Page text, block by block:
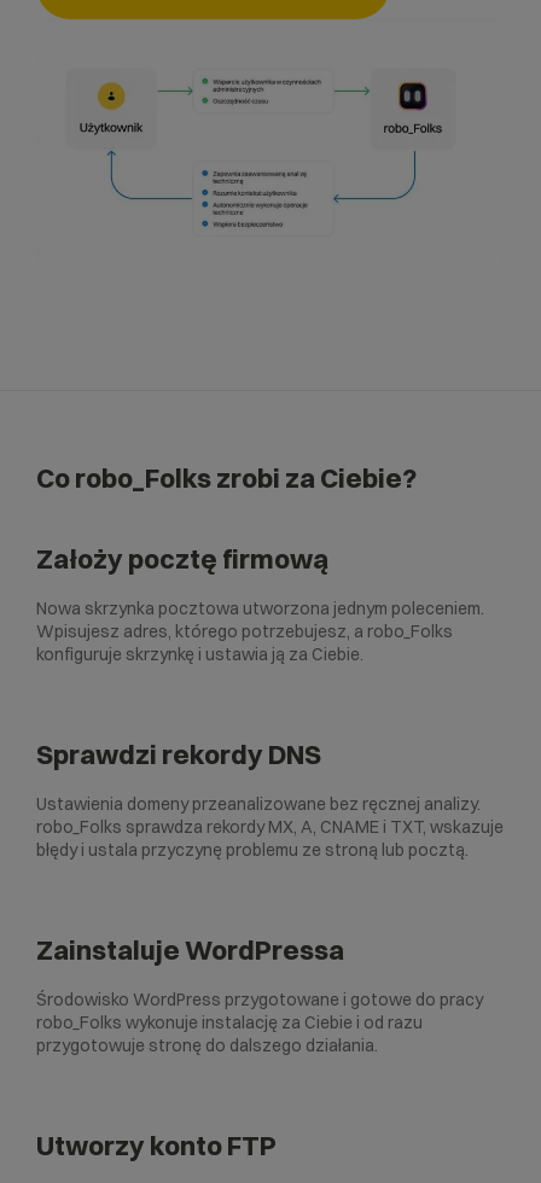
Co robo_Folks zrobi za Ciebie?
Założy pocztę firmową
Nowa skrzynka pocztowa utworzona jednym poleceniem.
Wpisujesz adres, którego potrzebujesz, a robo_Folks
konfiguruje skrzynkę i ustawia ją za Ciebie.
Sprawdzi rekordy DNS
Ustawienia domeny przeanalizowane bez ręcznej analizy.
robo_Folks sprawdza rekordy MX, A, CNAME i TXT, wskazuje
błędy i ustala przyczynę problemu ze stroną lub pocztą.
Zainstaluje WordPressa
Środowisko WordPress przygotowane i gotowe do pracy
robo_Folks wykonuje instalację za Ciebie i od razu
przygotowuje stronę do dalszego działania.
Utworzy konto FTP